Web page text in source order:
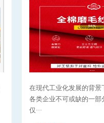
在现代工业化发展的背景
各类企业不可或缺的一部
仅···